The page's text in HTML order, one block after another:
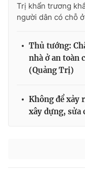
Trị khẩn trương
người dân có chỗ
Thủ tướng:
nhà ở an toàn
(Quảng Trị)
Không để xảy
xây dựng, sửa